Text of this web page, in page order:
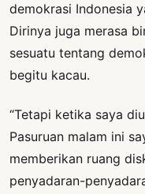
demokrasi Indonesia
Dirinya juga merasa
sesuatu tentang
begitu kacau.
“Tetapi ketika saya
Pasuruan malam ini
memberikan ruang
penyadaran-